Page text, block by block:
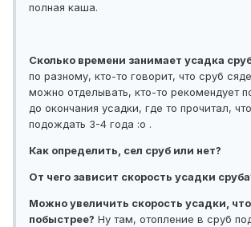
полная каша.
Сколько времени занимает усадка
по разному, кто-то говорит, что сруб
можно отделывать, кто-то рекомендует
до окончания усадки, где то прочитал,
подождать 3-4 года :o .
Как определить, сел сруб или нет?
От чего зависит скорость усадки
Можно увеличить скорость усадки,
побыстрее? Ну там, отопление в сруб